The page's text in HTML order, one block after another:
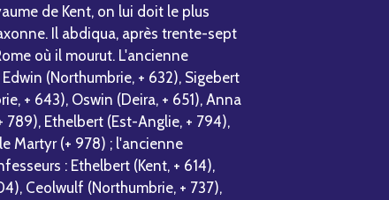
de Kent, on lui doit le plus
Il abdiqua, après trente-sept
où il mourut. L'ancienne
(Northumbrie, + 632), Sigebert
+ 643), Oswin (Deira, + 651), Anna
Ethelbert (Est-Anglie, + 794),
Martyr (+ 978) ; l'ancienne
: Ethelbert (Kent, + 614),
Ceolwulf (Northumbrie, + 737),